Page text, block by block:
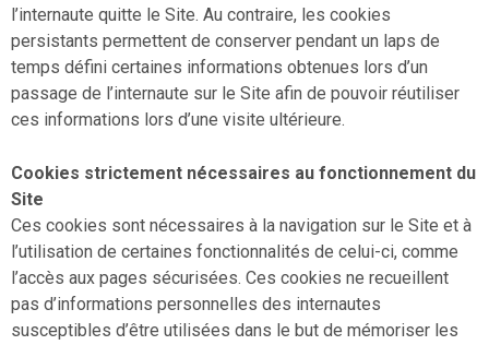
l’internaute quitte le Site. Au contraire, les cookies
persistants permettent de conserver pendant un laps de
temps défini certaines informations obtenues lors d’un
passage de l’internaute sur le Site afin de pouvoir réutiliser
ces informations lors d’une visite ultérieure.
Cookies strictement nécessaires au fonctionnement du
Site
Ces cookies sont nécessaires à la navigation sur le Site et à
l’utilisation de certaines fonctionnalités de celui-ci, comme
l’accès aux pages sécurisées. Ces cookies ne recueillent
pas d’informations personnelles des internautes
susceptibles d’être utilisées dans le but de mémoriser les